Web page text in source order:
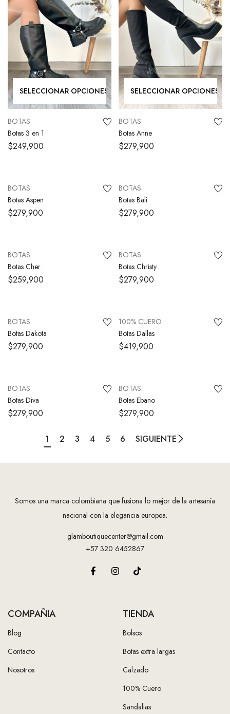
SELECCIONAR OPCIONES
BOTAS
Botas 3 en 1
$249,900
SELECCIONAR OPCIONES
BOTAS
Botas Anne
$279,900
BOTAS
Botas Aspen
$279,900
BOTAS
Botas Bali
$279,900
BOTAS
Botas Cher
$259,900
BOTAS
Botas Christy
$279,900
BOTAS
Botas Dakota
$279,900
100% CUERO
Botas Dallas
$419,900
BOTAS
Botas Diva
$279,900
BOTAS
Botas Ebano
$279,900
1 2 3 4 5 6 SIGUIENTE
Somos una marca colombiana que fusiona lo mejor de la artesanía
nacional con la elegancia europea.
glamboutiquecenter@gmail.com
+57 320 6452867
COMPAÑIA
Blog
Contacto
Nosotros
TIENDA
Bolsos
Botas extra largas
Calzado
100% Cuero
Sandalias